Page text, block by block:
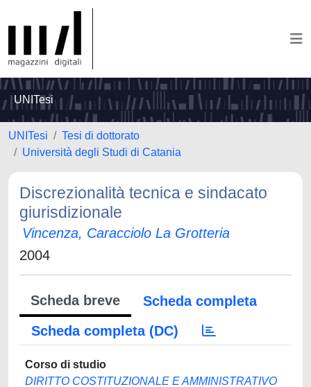
UNITesi
UNITesi
Tesi di dottorato
Università degli Studi di Catania
Discrezionalità tecnica e sindacato
giurisdizionale
Vincenza, Caracciolo La Grotteria
2004
Scheda breve
Scheda completa
Scheda completa (DC)
Corso di studio
DIRITTO COSTITUZIONALE E AMMINISTRATIVO